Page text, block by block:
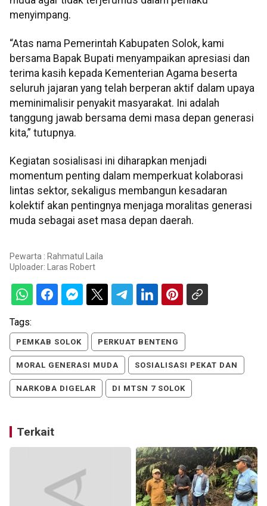
menyimpang.
“Atas nama Pemerintah Kabupaten Solok, kami
bersama Bapak Bupati menyampaikan apresiasi dan
terima kasih kepada Kementerian Agama beserta
seluruh jajaran yang telah berperan aktif dalam upaya
meminimalisir penyakit masyarakat. Ini adalah
tanggung jawab bersama demi masa depan generasi
kita,” tutupnya.
Kegiatan sosialisasi ini diharapkan menjadi
momentum penting dalam memperkuat kolaborasi
lintas sektor, sekaligus membangun kesadaran
kolektif akan pentingnya menjaga moralitas generasi
muda sebagai aset masa depan daerah.
Pewarta : Rahmatul Laila
Uploader: Laras Robert
Tags:
PEMKAB SOLOK PERKUAT BENTENG
MORAL GENERASI MUDA SOSIALISASI PEKAT DAN
NARKOBA DIGELAR DI MTSN 7 SOLOK
Terkait